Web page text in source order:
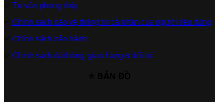
Tư vấn phong thủy
Chính sách bảo vệ thông tin cá nhân của người tiêu dùng
Chính sách bảo hành
Chính sách đặt hàng, giao hàng & đổi trả